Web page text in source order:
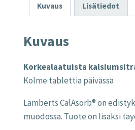
Kuvaus Lisätiedot
Kuvaus
Korkealaatuista
Kolme tablettia päivässä
Lamberts CalAsorb® on
muodossa. Tuote on lisäksi